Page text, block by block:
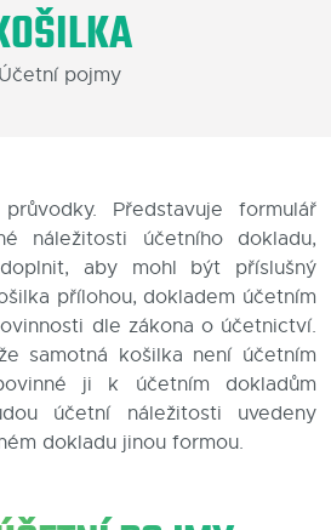
software
Kariéra
Partneři
Blog
Kontakty
Účetní pojmy
Představuje formulář
náležitosti účetního dokladu,
aby mohl být příslušný
přílohou, dokladem účetním
dle zákona o účetnictví.
samotná košilka není účetním
ji k účetním dokladům
účetní náležitosti uvedeny
dokladu jinou formou.